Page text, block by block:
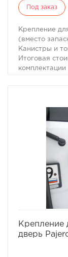
Под заказ
Крепление
(вместо
Канистры и
Итоговая
Для
774-87-05
Крепление
дверь